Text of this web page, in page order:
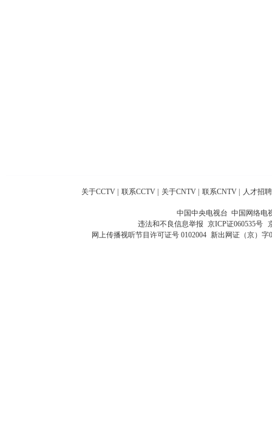
关于CCTV 联系CCTV 关于CNTV 联系CNTV 人才招聘
中国中央电视台 中国网络电
违法和不良信息举报 京ICP证060535号
网上传播视听节目许可证号 0102004 新出网证（京）